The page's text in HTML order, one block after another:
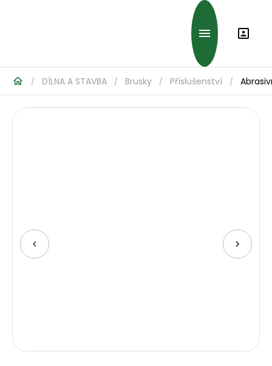
/ DÍLNA A STAVBA / Brusky / Příslušenství /